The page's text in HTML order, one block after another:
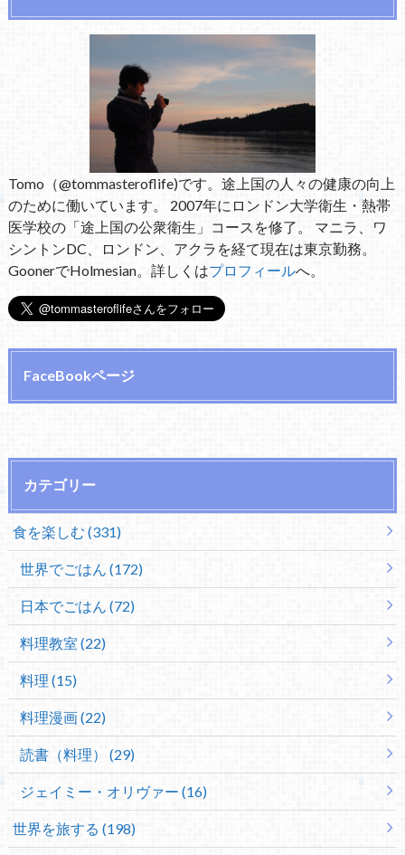
Tomo（@tommasteroflife)です。途上国の人々の健康の向上
のために働いています。 2007年にロンドン大学衛生・熱帯
医学校の「途上国の公衆衛生」コースを修了。 マニラ、ワ
シントンDC、ロンドン、アクラを経て現在は東京勤務。
GoonerでHolmesian。詳しくはプロフィールへ。
FaceBookページ
カテゴリー
食を楽しむ (331)
世界でごはん (172)
日本でごはん (72)
料理教室 (22)
料理 (15)
料理漫画 (22)
読書（料理） (29)
ジェイミー・オリヴァー (16)
世界を旅する (198)